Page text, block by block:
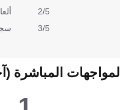
2/5
3/5
المواجهات المباشرة (آخر 5